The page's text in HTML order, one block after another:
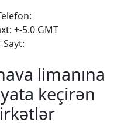
+-5.0 GMT
Sayt:
limanına
keçirən